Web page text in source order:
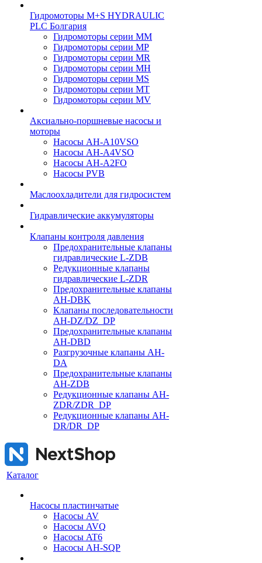
Гидромоторы M+S HYDRAULIC
PLC Болгария
Гидромоторы серии ММ
Гидромоторы серии МP
Гидромоторы серии МR
Гидромоторы серии МH
Гидромоторы серии МS
Гидромоторы серии МT
Гидромоторы серии МV
Аксиально-поршневые насосы и
моторы
Насосы AH-A10VSO
Насосы AH-A4VSO
Насосы AH-A2FO
Насосы PVB
Маслоохладители для гидросистем
Гидравлические аккумуляторы
Клапаны контроля давления
Предохранительные клапаны
гидравлические L-ZDB
Редукционные клапаны
гидравлические L-ZDR
Предохранительные клапаны
AH-DBK
Клапаны последовательности
AH-DZ/DZ_DP
Предохранительные клапаны
AH-DBD
Разгрузочные клапаны AH-
DA
Предохранительные клапаны
AH-ZDB
Редукционные клапаны AH-
ZDR/ZDR_DP
Редукционные клапаны AH-
DR/DR_DP
Каталог
Насосы пластинчатые
Насосы AV
Насосы AVQ
Насосы AT6
Насосы AH-SQP